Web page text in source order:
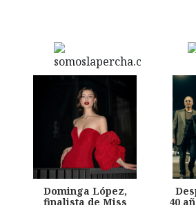
Dominga López,
finalista de Miss
40